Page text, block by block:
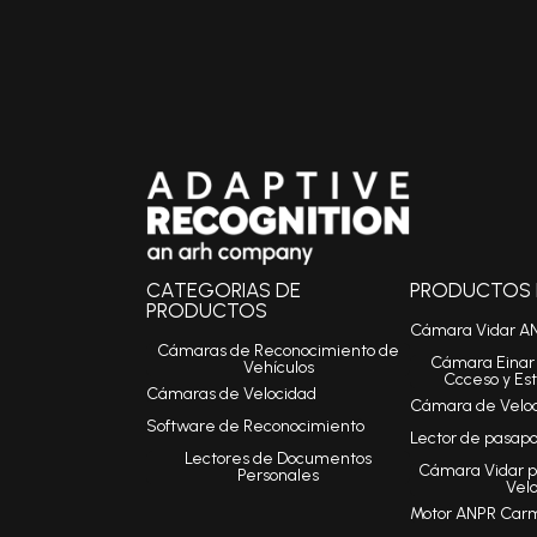
CATEGORIAS DE
PRODUCTOS
Cámaras de Reconocimiento de
Vehículos
Cámaras de Velocidad
Software de Reconocimiento
Lectores de Documentos
Personales
PRODUCTOS
Cámara Vidar
Cámara
Ccceso y
Cámara de
Lector de
Cámara Vidar
Motor ANPR